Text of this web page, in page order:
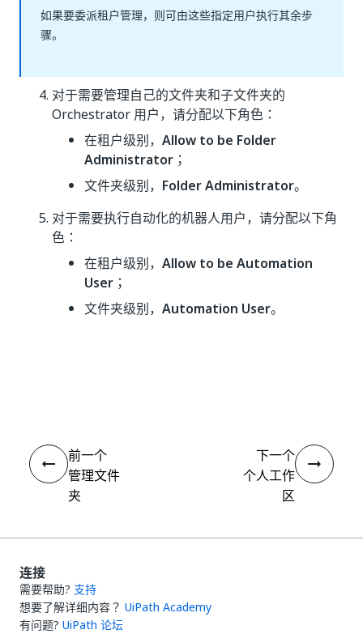
如果要委派租户管理，则可由这些指定用户执行其余步
骤。
对于需要管理自己的文件夹和子文件夹的
Orchestrator 用户，请分配以下角色：
在租户级别， Allow to be Folder
Administrator ；
文件夹级别， Folder Administrator。
对于需要执行自动化的机器人用户，请分配以下角
色：
在租户级别， Allow to be Automation
User ；
文件夹级别， Automation User。
前一个
管理文件
夹
下一个
个人工作
区
连接
需要帮助? 支持
想要了解详细内容？ UiPath Academy
有问题? UiPath 论坛